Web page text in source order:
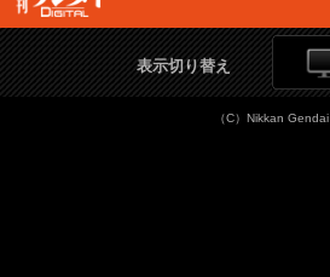
表示切り替え
（C）Nikkan Gendai